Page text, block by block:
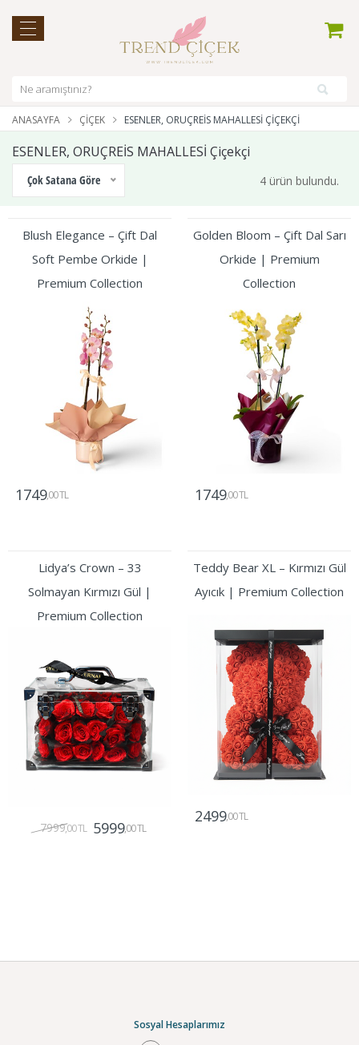
ANASAYFA ÇIÇEK ESENLER, ORUÇREİS MAHALLESİ ÇIÇEKÇI
ESENLER, ORUÇREİS MAHALLESİ Çiçekçi
Çok Satana Göre 4 ürün bulundu.
Blush Elegance – Çift Dal
Soft Pembe Orkide |
Premium Collection
1749,00 TL
Golden Bloom – Çift Dal Sarı
Orkide | Premium
Collection
1749,00 TL
Lidya’s Crown – 33
Solmayan Kırmızı Gül |
Premium Collection
7999,00 TL 5999,00 TL
Teddy Bear XL – Kırmızı Gül
Ayıcık | Premium Collection
2499,00 TL
Sosyal Hesaplarımız